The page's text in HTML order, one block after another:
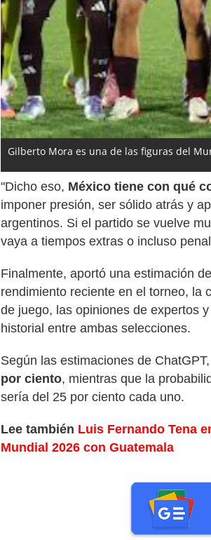
Gilberto Mora es una de las figuras del
"Dicho eso, México tiene con qué
imponer presión, ser sólido atrás y
argentinos. Si el partido se vuelve
vaya a tiempos extras o incluso
Finalmente, aportó una estimación
rendimiento reciente en el torneo, la
de juego, las opiniones de expertos
historial entre ambas selecciones.
Según las estimaciones de ChatGPT,
por ciento, mientras que la
sería del 25 por ciento cada uno.
Lee también Luis Fernando Tena
Mundial 2026 con Guatemala